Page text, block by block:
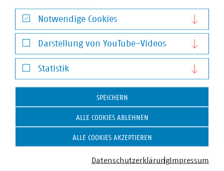
Kraftwerksstrategie erzielt. Damit ist der Weg für ein
beihilferechtliches Genehmigungsverfahren frei. Ein
gestuftes…
Notwendige Cookies
Notwendige Cookies
Darstellung von YouTube-Videos
Darstellung von YouTube-Videos
Statistik
Statistik
SPEICHERN
ALLE COOKIES ABLEHNEN
ALLE COOKIES AKZEPTIEREN
DatenschutzerklärungImpressum